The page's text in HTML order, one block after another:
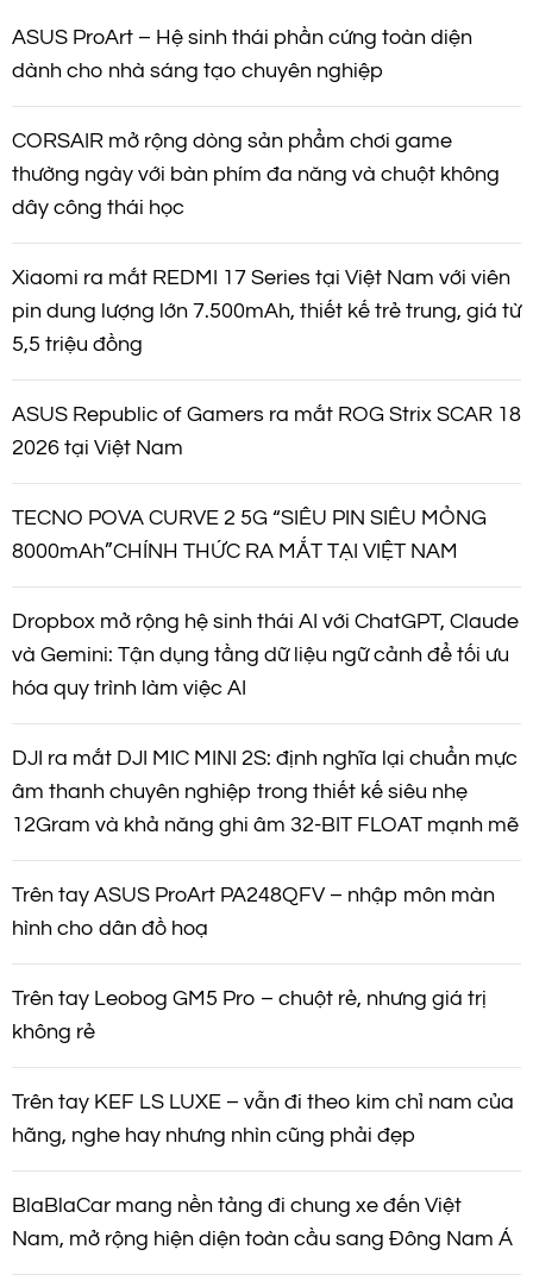
m
ASUS ProArt – Hệ sinh thái phần cứng toàn diện
dành cho nhà sáng tạo chuyên nghiệp
CORSAIR mở rộng dòng sản phẩm chơi game
thường ngày với bàn phím đa năng và chuột không
dây công thái học
Xiaomi ra mắt REDMI 17 Series tại Việt Nam với viên
pin dung lượng lớn 7.500mAh, thiết kế trẻ trung, giá từ
5,5 triệu đồng
ASUS Republic of Gamers ra mắt ROG Strix SCAR 18
2026 tại Việt Nam
TECNO POVA CURVE 2 5G “SIÊU PIN SIÊU MỎNG
8000mAh”CHÍNH THỨC RA MẮT TẠI VIỆT NAM
Dropbox mở rộng hệ sinh thái AI với ChatGPT, Claude
và Gemini: Tận dụng tầng dữ liệu ngữ cảnh để tối ưu
hóa quy trình làm việc AI
DJI ra mắt DJI MIC MINI 2S: định nghĩa lại chuẩn mực
âm thanh chuyên nghiệp trong thiết kế siêu nhẹ
12Gram và khả năng ghi âm 32-BIT FLOAT mạnh mẽ
Trên tay ASUS ProArt PA248QFV – nhập môn màn
hình cho dân đồ hoạ
Trên tay Leobog GM5 Pro – chuột rẻ, nhưng giá trị
không rẻ
Trên tay KEF LS LUXE – vẫn đi theo kim chỉ nam của
hãng, nghe hay nhưng nhìn cũng phải đẹp
BlaBlaCar mang nền tảng đi chung xe đến Việt
Nam, mở rộng hiện diện toàn cầu sang Đông Nam Á